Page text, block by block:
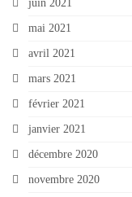
juin 2021
mai 2021
avril 2021
mars 2021
février 2021
janvier 2021
décembre 2020
novembre 2020